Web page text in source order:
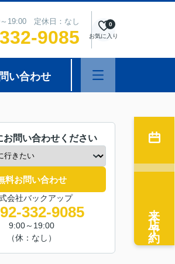
19:00 定休日：なし
9085 お気に入り
0
い合わせ
お問い合わせください
料お問い合わせ
会社バックアップ
332-9085
9:00～19:00
（休：なし）
来店予約